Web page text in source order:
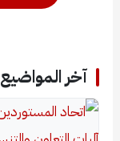
آخر المواضيع